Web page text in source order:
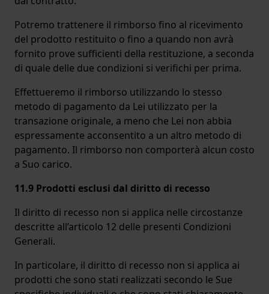
Potremo trattenere il rimborso fino al ricevimento
del prodotto restituito o fino a quando non avrà
fornito prove sufficienti della restituzione, a seconda
di quale delle due condizioni si verifichi per prima.
Effettueremo il rimborso utilizzando lo stesso
metodo di pagamento da Lei utilizzato per la
transazione originale, a meno che Lei non abbia
espressamente acconsentito a un altro metodo di
pagamento. Il rimborso non comporterà alcun costo
a Suo carico.
11.9 Prodotti esclusi dal diritto di recesso
Il diritto di recesso non si applica nelle circostanze
descritte all’articolo 12 delle presenti Condizioni
Generali.
In particolare, il diritto di recesso non si applica ai
prodotti che sono stati realizzati secondo le Sue